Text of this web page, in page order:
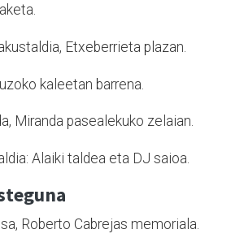
Etxeberrieta plazan.
kaleetan barrena.
Miranda pasealekuko zelaian.
Alaiki taldea eta DJ saioa.
Roberto Cabrejas memoriala.